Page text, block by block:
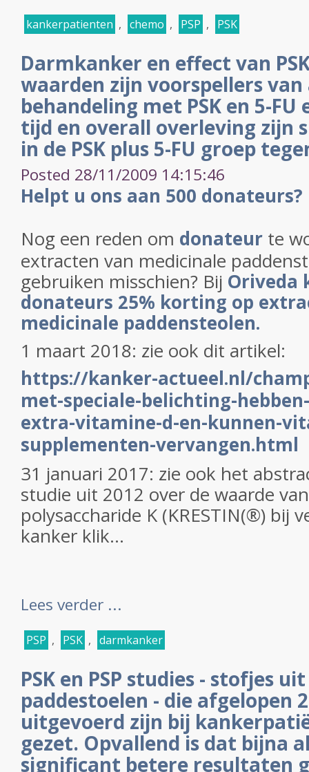
kankerpatienten , chemo , PSP , PSK
Darmkanker en effect van
waarden zijn voorspellers
behandeling met PSK en 5-
tijd en overall overleving zijn
in de PSK plus 5-FU groep
Posted 28/11/2009 14:15:46
Helpt u ons aan 500 donateurs?
Nog een reden om donateur te
extracten van medicinale
gebruiken misschien? Bij Oriveda
donateurs 25% korting op
medicinale paddensteolen.
1 maart 2018: zie ook dit artikel:
https://kanker-actueel.nl/
met-speciale-belichting-
extra-vitamine-d-en-kunnen-
supplementen-vervangen.html
31 januari 2017: zie ook het
studie uit 2012 over de waarde
polysaccharide K (KRESTIN(®) bij
kanker klik...
Lees verder ...
PSP , PSK , darmkanker
PSK en PSP studies - stofjes
paddestoelen - die afgelopen
uitgevoerd zijn bij
gezet. Opvallend is dat bijna
significant betere resultaten